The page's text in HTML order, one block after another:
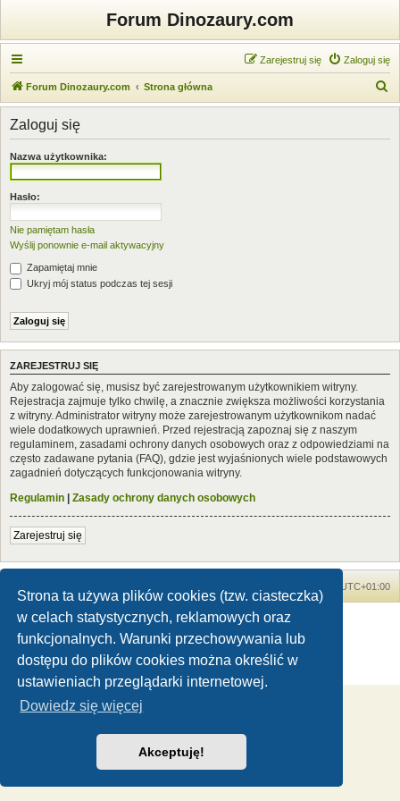
Strona ta używa plików cookies (tzw. ciasteczka)
w celach statystycznych, reklamowych oraz
funkcjonalnych. Warunki przechowywania lub
dostępu do plików cookies można określić w
ustawieniach przeglądarki internetowej.
Dowiedz się więcej
Akceptuję!
Forum Dinozaury.com
Zaloguj się
Zarejestruj się
Forum Dinozaury.com Strona główna
z
Zaloguj się
Nazwa użytkownika:
Hasło:
Nie pamiętam hasła
Wyślij ponownie e-mail aktywacyjny
Zapamiętaj mnie
Ukryj mój status podczas tej sesji
ZAREJESTRUJ SIĘ
Aby zalogować się, musisz być zarejestrowanym użytkownikiem witryny.
Rejestracja zajmuje tylko chwilę, a znacznie zwiększa możliwości korzystania
z witryny. Administrator witryny może zarejestrowanym użytkownikom nadać
wiele dodatkowych uprawnień. Przed rejestracją zapoznaj się z naszym
regulaminem, zasadami ochrony danych osobowych oraz z odpowiedziami na
często zadawane pytania (FAQ), gdzie jest wyjaśnionych wiele podstawowych
zagadnień dotyczących funkcjonowania witryny.
Regulamin | Zasady ochrony danych osobowych
Zarejestruj się
UTC+01:00
Dinozaury.com© 2006-2020
Technologię dostarczaphpBB® Forum Software © phpBB Limited
Zasady ochrony danych osobowych|Regulamin